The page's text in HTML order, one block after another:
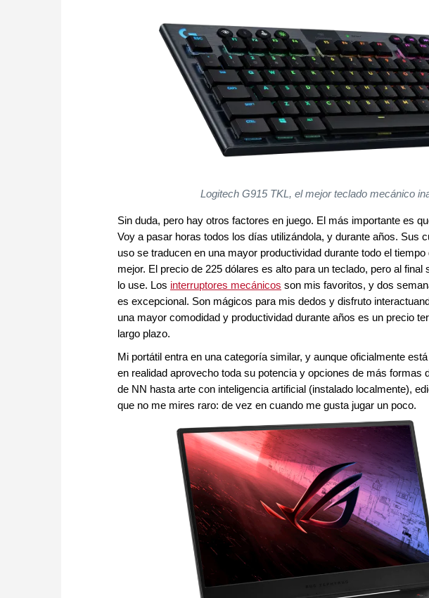
Logitech G915 TKL, el mejor teclado mecánico
Sin duda, pero hay otros factores en juego. El más importante es
Voy a pasar horas todos los días utilizándola, y durante años. Sus
uso se traducen en una mayor productividad durante todo el
mejor. El precio de 225 dólares es alto para un teclado, pero al
lo use. Los interruptores mecánicos son mis favoritos, y dos
es excepcional. Son mágicos para mis dedos y disfruto
una mayor comodidad y productividad durante años es un precio
largo plazo.
Mi portátil entra en una categoría similar, y aunque oficialmente
en realidad aprovecho toda su potencia y opciones de más formas
de NN hasta arte con inteligencia artificial (instalado localmente),
que no me mires raro: de vez en cuando me gusta jugar un poco.